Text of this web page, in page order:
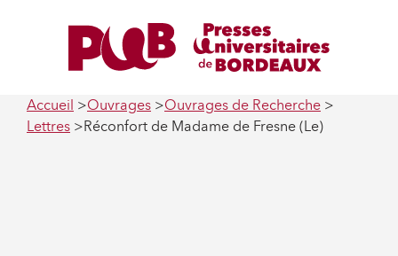
Accueil Ouvrages
Ouvrages de Recherche
Lettres
Réconfort de Madame de Fresne (Le)